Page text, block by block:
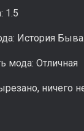
1.5
История
мода: Отличная
ничего